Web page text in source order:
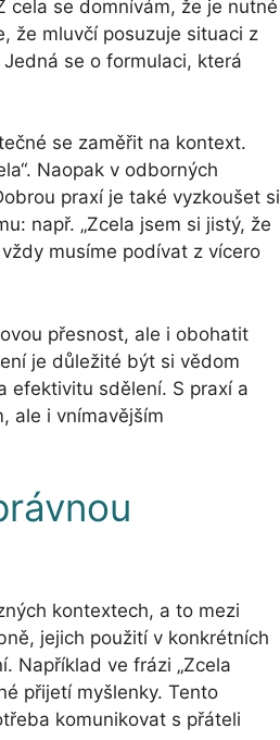
cela se domnívám, že je nutné
že mluvčí posuzuje situaci z
se o formulaci, která
se zaměřit na kontext.
Naopak v odborných
praxí je také vyzkoušet si
např. „Zcela jsem si jistý, že
musíme podívat z vícero
přesnost, ale i obohatit
je důležité být si vědom
efektivitu sdělení. S praxí a
ale i vnímavějším
kontextech, a to mezi
jejich použití v konkrétních
Například ve frázi „Zcela
přijetí myšlenky. Tento
komunikovat s přáteli